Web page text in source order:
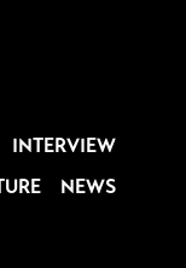
INTERVIEW
NEWS